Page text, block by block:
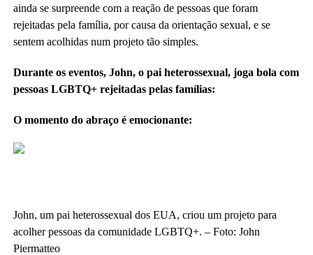
ainda se surpreende com a reação de pessoas que foram
rejeitadas pela família, por causa da orientação sexual, e se
sentem acolhidas num projeto tão simples.
Durante os eventos, John, o pai heterossexual, joga bola com
pessoas LGBTQ+ rejeitadas pelas famílias:
O momento do abraço é emocionante:
John, um pai heterossexual dos EUA, criou um projeto para
acolher pessoas da comunidade LGBTQ+. – Foto: John
Piermatteo